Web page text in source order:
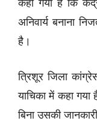
कहा गया है कि
अनिवार्य बनाना
है।
त्रिशूर जिला
याचिका में कहा
बिना उसकी